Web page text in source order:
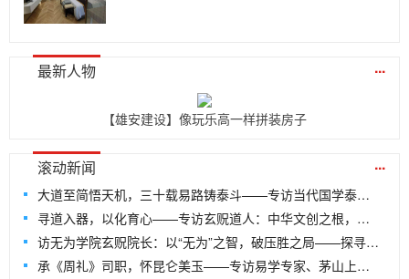
最新人物 ...
【雄安建设】像玩乐高一样拼装房子
滚动新闻 ...
大道至简悟天机，三十载易路铸泰斗——专访当代国学泰斗、易量子老师王开勇
寻道入器，以化育心——专访玄贶道人：中华文创之根，尽在“道”中
访无为学院玄贶院长：以“无为”之智，破压胜之局——探寻文创传承的千年回响
承《周礼》司职，怀昆仑美玉——专访易学专家、茅山上清派79代弟子司瑶